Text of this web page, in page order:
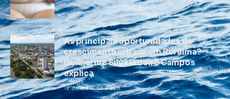
As principais oportunidades de
crescimento urbano em Roraima?
Guilherme Silva Ribeiro Campos
explica
12 de maio de 2026